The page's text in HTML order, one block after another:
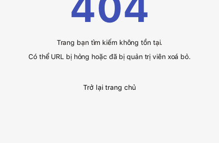
Trang bạn tìm kiếm không tồn tại.
Có thể URL bị hỏng hoặc đã bị quản trị viên xoá bỏ.
Trở lại trang chủ